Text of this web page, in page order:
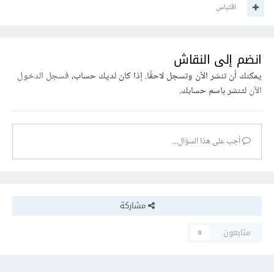
اقتباس
انضم إلى النقاش
يمكنك أن تنشر الآن وتسجل لاحقًا. إذا كان لديك حساب،فسجل الدخول
الآنلتنشر باسم حسابك.
أجب على هذا السؤال...
مشاركة
متابعون
0